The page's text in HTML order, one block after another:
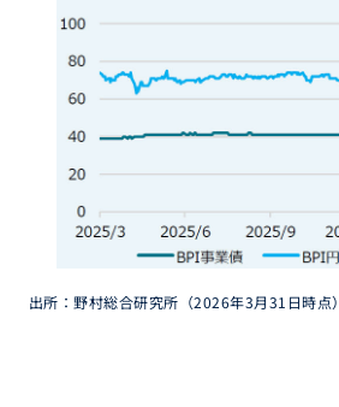
出所：野村総合研究所（2026年3月31日時点）